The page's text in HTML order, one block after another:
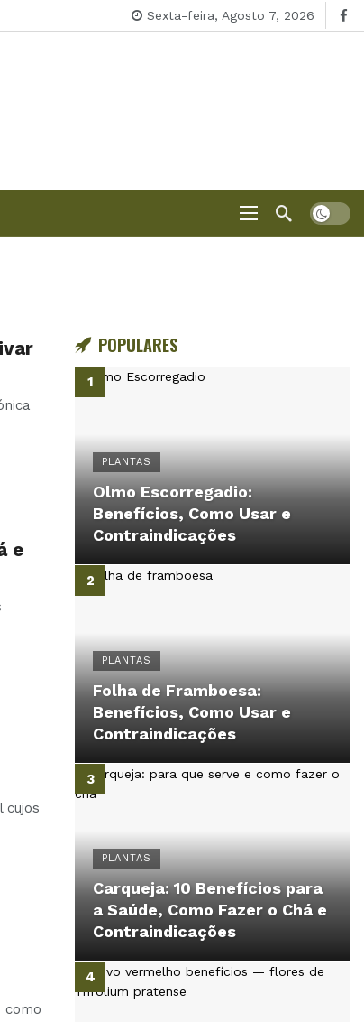
Sexta-feira, Agosto 7, 2026
e
cujos
como
POPULARES
PLANTAS
Olmo Escorregadio:
Benefícios, Como Usar e
Contraindicações
PLANTAS
Folha de Framboesa:
Benefícios, Como Usar e
Contraindicações
PLANTAS
Carqueja: 10 Benefícios para
a Saúde, Como Fazer o Chá e
Contraindicações